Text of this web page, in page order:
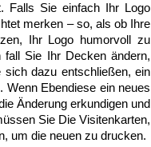
Falls Sie einfach Ihr Logo
merken – so, als ob Ihre
Ihr Logo humorvoll zu
Sie Ihr Decken ändern,
sich dazu entschließen, ein
Wenn Ebendiese ein neues
Änderung erkundigen und
Sie Die Visitenkarten,
um die neuen zu drucken.